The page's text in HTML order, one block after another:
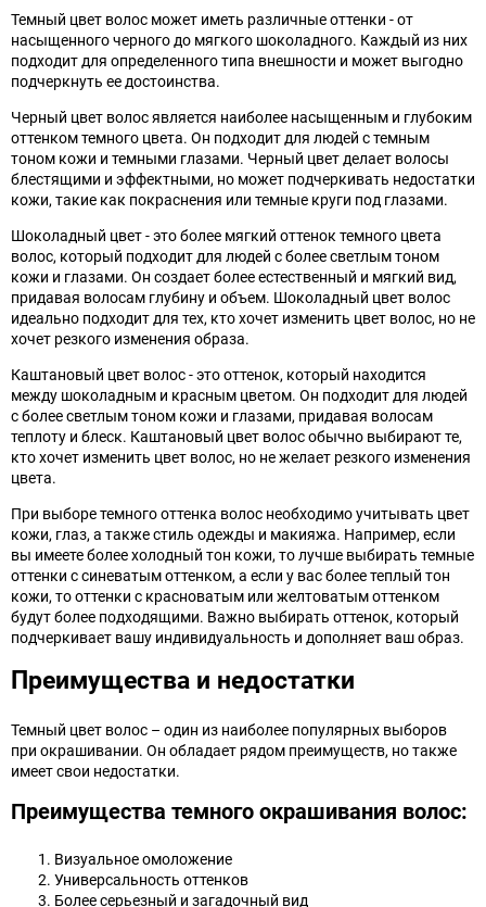
Темный цвет волос может иметь различные оттенки - от
насыщенного черного до мягкого шоколадного. Каждый из них
подходит для определенного типа внешности и может выгодно
подчеркнуть ее достоинства.
Черный цвет волос является наиболее насыщенным и глубоким
оттенком темного цвета. Он подходит для людей с темным
тоном кожи и темными глазами. Черный цвет делает волосы
блестящими и эффектными, но может подчеркивать недостатки
кожи, такие как покраснения или темные круги под глазами.
Шоколадный цвет - это более мягкий оттенок темного цвета
волос, который подходит для людей с более светлым тоном
кожи и глазами. Он создает более естественный и мягкий вид,
придавая волосам глубину и объем. Шоколадный цвет волос
идеально подходит для тех, кто хочет изменить цвет волос, но не
хочет резкого изменения образа.
Каштановый цвет волос - это оттенок, который находится
между шоколадным и красным цветом. Он подходит для людей
с более светлым тоном кожи и глазами, придавая волосам
теплоту и блеск. Каштановый цвет волос обычно выбирают те,
кто хочет изменить цвет волос, но не желает резкого изменения
цвета.
При выборе темного оттенка волос необходимо учитывать цвет
кожи, глаз, а также стиль одежды и макияжа. Например, если
вы имеете более холодный тон кожи, то лучше выбирать темные
оттенки с синеватым оттенком, а если у вас более теплый тон
кожи, то оттенки с красноватым или желтоватым оттенком
будут более подходящими. Важно выбирать оттенок, который
подчеркивает вашу индивидуальность и дополняет ваш образ.
Преимущества и недостатки
Темный цвет волос – один из наиболее популярных выборов
при окрашивании. Он обладает рядом преимуществ, но также
имеет свои недостатки.
Преимущества темного окрашивания волос:
Визуальное омоложение
Универсальность оттенков
Более серьезный и загадочный вид